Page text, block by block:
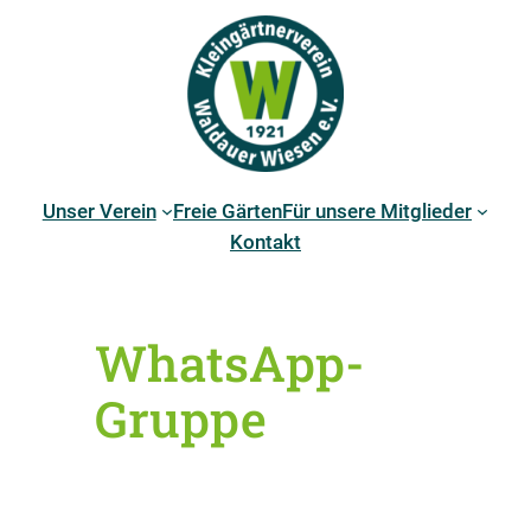
Unser Verein Freie GärtenFür unsere Mitglieder
Kontakt
WhatsApp-
Gruppe